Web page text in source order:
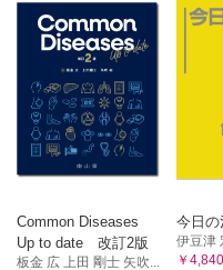
Common Diseases
Up to date 改訂2版
板金 広 上田 剛士 矢吹...
今日の
伊豆津
￥4,840